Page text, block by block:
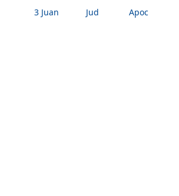
3 Juan
Jud Apoc